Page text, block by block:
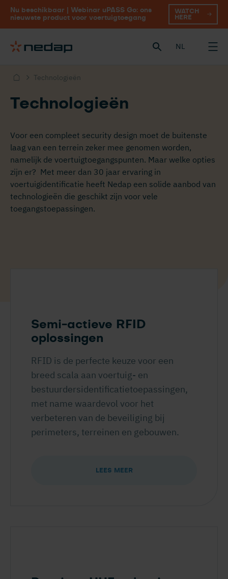
Nu beschikbaar | Webinar uPASS Go: ons
nieuwste product voor voertuigtoegang
WATCH
HERE
NL
Technologieën
Technologieën
Voor een compleet security design moet de buitenste
laag van een terrein zeker mee genomen worden,
namelijk de voertuigtoegangspunten. Maar welke opties
zijn er? Met meer dan 30 jaar ervaring in
voertuigidentificatie heeft Nedap een solide aanbod van
technologieën die geschikt zijn voor vele
toegangstoepassingen.
Semi-actieve RFID
oplossingen
RFID is de perfecte keuze voor een
breed scala aan voertuig- en
bestuurdersidentificatie­toepassingen,
met name waardevol voor het
verbeteren van de beveiliging bij
perimeters, terreinen en gebouwen.
LEES MEER